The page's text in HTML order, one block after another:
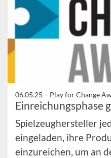
06.05.25 – Play for Change
Einreichungsphase
Spielzeughersteller
eingeladen, ihre
einzureichen, um an